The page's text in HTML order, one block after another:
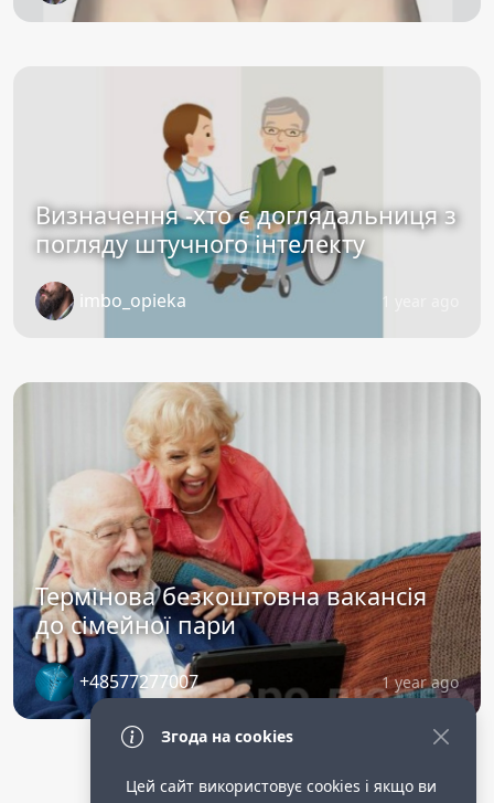
Визначення -хто є доглядальниця з
погляду штучного інтелекту
imbo_opieka
Термінова безкоштовна вакансія
до сімейної пари
+48577277007 1 year ago
Згода на cookies
Цей сайт використовує cookies і якщо ви